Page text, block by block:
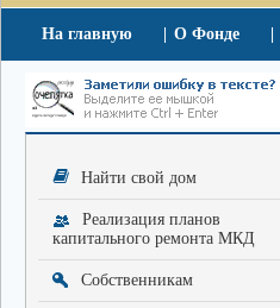
На главную О Фонде
Найти свой дом
Реализация планов
капитального ремонта МКД
Собственникам